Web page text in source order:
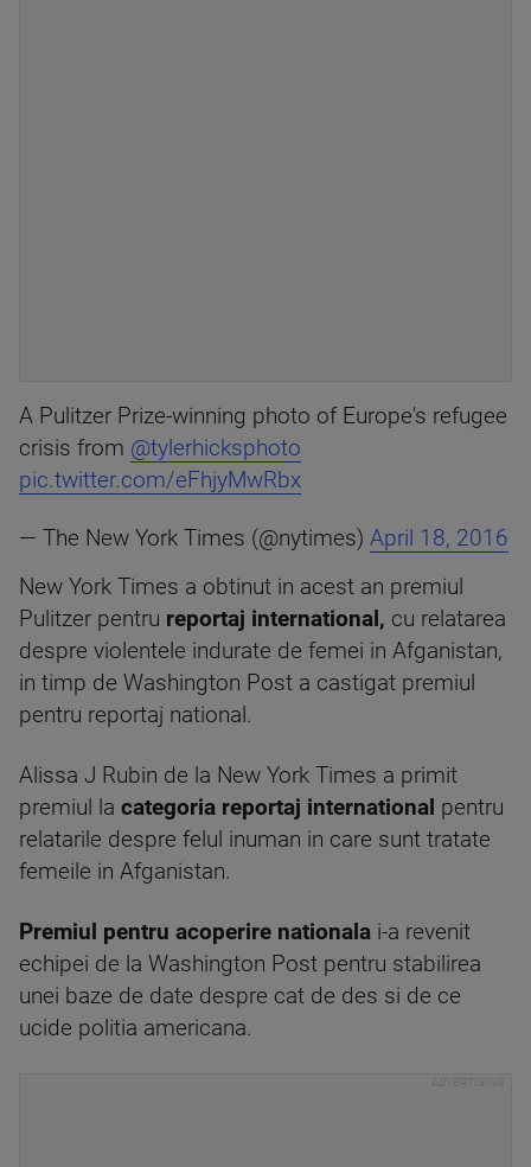
A Pulitzer Prize-winning photo of Europe's refugee
crisis from @tylerhicksphoto
pic.twitter.com/eFhjyMwRbx
— The New York Times (@nytimes) April 18, 2016
New York Times a obtinut in acest an premiul
Pulitzer pentru reportaj international, cu relatarea
despre violentele indurate de femei in Afganistan,
in timp de Washington Post a castigat premiul
pentru reportaj national.
Alissa J Rubin de la New York Times a primit
premiul la categoria reportaj international pentru
relatarile despre felul inuman in care sunt tratate
femeile in Afganistan.
Premiul pentru acoperire nationala i-a revenit
echipei de la Washington Post pentru stabilirea
unei baze de date despre cat de des si de ce
ucide politia americana.